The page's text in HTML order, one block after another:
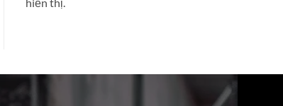
hiển thị.